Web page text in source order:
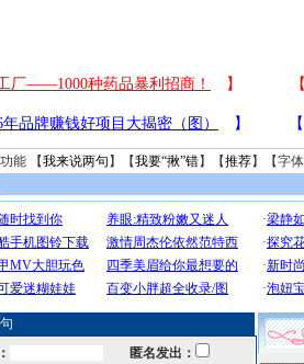
能 【我来说两句 】【我要“揪”错】【推荐】【字
匿名发出：